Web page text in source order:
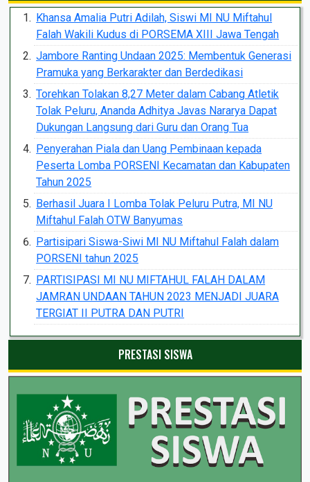
Khansa Amalia Putri Adilah, Siswi MI NU Miftahul
Falah Wakili Kudus di PORSEMA XIII Jawa Tengah
Jambore Ranting Undaan 2025: Membentuk Generasi
Pramuka yang Berkarakter dan Berdedikasi
Torehkan Tolakan 8,27 Meter dalam Cabang Atletik
Tolak Peluru, Ananda Adhitya Javas Nararya Dapat
Dukungan Langsung dari Guru dan Orang Tua
Penyerahan Piala dan Uang Pembinaan kepada
Peserta Lomba PORSENI Kecamatan dan Kabupaten
Tahun 2025
Berhasil Juara I Lomba Tolak Peluru Putra, MI NU
Miftahul Falah OTW Banyumas
Partisipari Siswa-Siwi MI NU Miftahul Falah dalam
PORSENI tahun 2025
PARTISIPASI MI NU MIFTAHUL FALAH DALAM
JAMRAN UNDAAN TAHUN 2023 MENJADI JUARA
TERGIAT II PUTRA DAN PUTRI
PRESTASI SISWA